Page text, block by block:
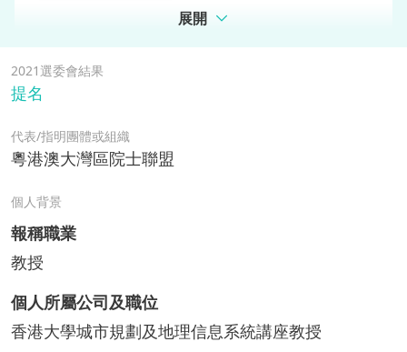
展開
2021選委會結果
提名
代表/指明團體或組織
粵港澳大灣區院士聯盟
個人背景
報稱職業
教授
個人所屬公司及職位
香港大學城市規劃及地理信息系統講座教授